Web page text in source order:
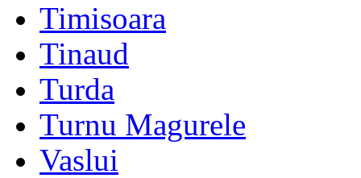
Timisoara
Tinaud
Turda
Turnu Magurele
Vaslui